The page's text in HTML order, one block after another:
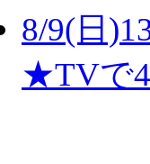
8/9(日
★TVで